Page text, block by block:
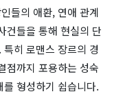
들의 애환, 연애 관계
건들을 통해 현실의 단
히 로맨스 장르의 경
점까지 포용하는 성숙
형성하기 쉽습니다.